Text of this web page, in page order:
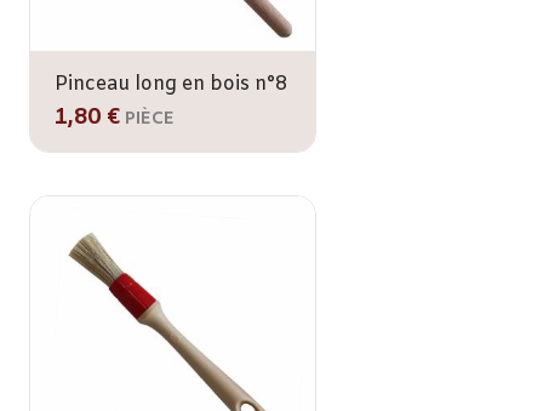
Pinceau long en bois n°8
1,80 € PIÈCE